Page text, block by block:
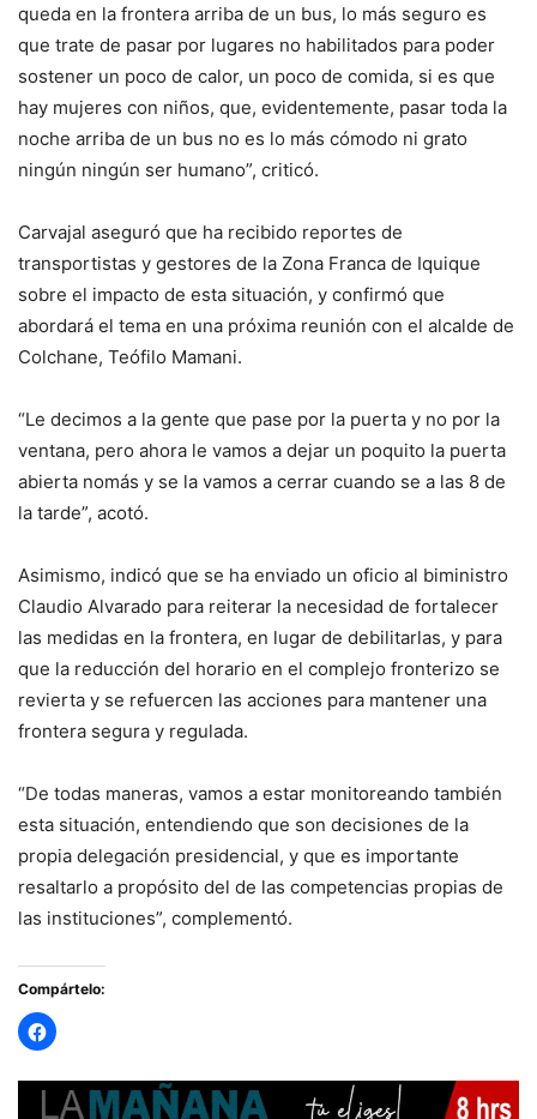
queda en la frontera arriba de un bus, lo más seguro es
que trate de pasar por lugares no habilitados para poder
sostener un poco de calor, un poco de comida, si es que
hay mujeres con niños, que, evidentemente, pasar toda la
noche arriba de un bus no es lo más cómodo ni grato
ningún ningún ser humano”, criticó.
Carvajal aseguró que ha recibido reportes de
transportistas y gestores de la Zona Franca de Iquique
sobre el impacto de esta situación, y confirmó que
abordará el tema en una próxima reunión con el alcalde de
Colchane, Teófilo Mamani.
“Le decimos a la gente que pase por la puerta y no por la
ventana, pero ahora le vamos a dejar un poquito la puerta
abierta nomás y se la vamos a cerrar cuando se a las 8 de
la tarde”, acotó.
Asimismo, indicó que se ha enviado un oficio al biministro
Claudio Alvarado para reiterar la necesidad de fortalecer
las medidas en la frontera, en lugar de debilitarlas, y para
que la reducción del horario en el complejo fronterizo se
revierta y se refuercen las acciones para mantener una
frontera segura y regulada.
“De todas maneras, vamos a estar monitoreando también
esta situación, entendiendo que son decisiones de la
propia delegación presidencial, y que es importante
resaltarlo a propósito del de las competencias propias de
las instituciones”, complementó.
Compártelo: